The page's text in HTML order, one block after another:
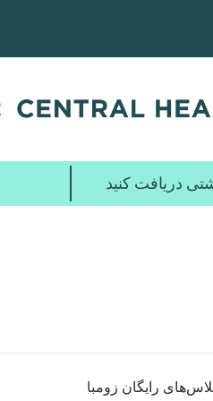
دریافت کنید
رایگان زومبا